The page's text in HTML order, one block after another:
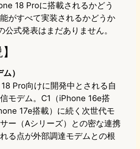
18 Proに搭載されるかどう
がすべて実装されるかどうか
公式発表はまだありません。
）
Pro向けに開発中とされる自
モデム。C1（iPhone 16e搭
17e搭載）に続く次世代モ
ー（Aシリーズ）との密な連携
る点が外部調達モデムとの根